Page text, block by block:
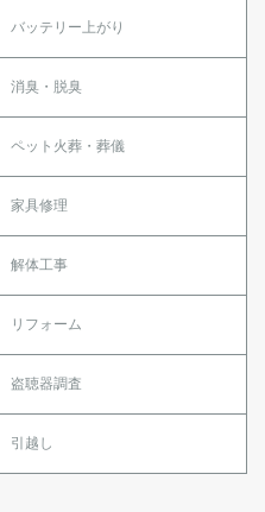
バッテリー上がり
消臭・脱臭
ペット火葬・葬儀
家具修理
解体工事
リフォーム
盗聴器調査
引越し